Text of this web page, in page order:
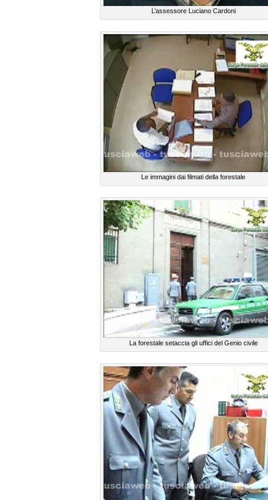
L’assessore Luciano Cardoni
Le immagini dai filmati della forestale
La forestale setaccia gli uffici del Genio civile